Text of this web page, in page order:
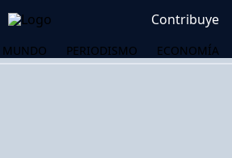
Contribuye
MUNDO PERIODISMO ECONOMÍA